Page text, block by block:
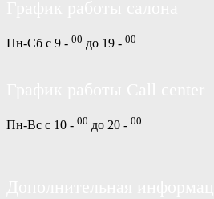
Пн-Сб с 9 - 00 до 19 - 00
Пн-Вс с 10 - 00 до 20 - 00